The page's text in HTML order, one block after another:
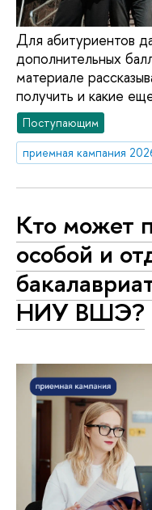
Для абитуриентов
дополнительных
материале
получить и какие
Поступающим
приемная кампания
Кто может
особой и
НИУ ВШЭ?